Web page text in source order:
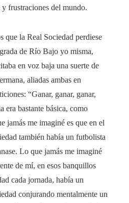
y frustraciones del mundo.
que la Real Sociedad perdiese
de Río Bajo yo misma,
en voz baja una suerte de
aliadas ambas en
“Ganar, ganar, ganar,
era bastante básica, como
jamás me imaginé es que en el
también había un futbolista
Lo que jamás me imaginé
de mí, en esos banquillos
cada jornada, había un
conjurando mentalmente un